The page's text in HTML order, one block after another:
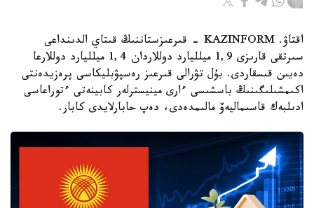
اقتاۋ. KAZINFORM - قىرعىزستاننىڭ قىتاي الدىنداعى
سىرتقى قارىزى 1,9 ميلليارد دوللاردان 1,4 ميلليارد دوللارعا
دەيىن قىسقاردى. بۇل تۋرالى قىرعىز رەسپۋبليكاسى پرەزيدەنتى
اكىمشىلىگىنىڭ باسشىسى ءارى مينيسترلەر كابينەتى ءتوراعاسى
ادىلبەك قاسىماليەۆ مالىمدەدى، دەپ حابارلايدى كابار.